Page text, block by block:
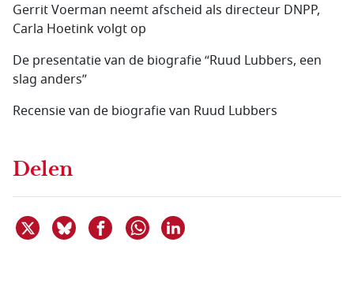
Gerrit Voerman neemt afscheid als directeur DNPP,
Carla Hoetink volgt op
De presentatie van de biografie “Ruud Lubbers, een
slag anders”
Recensie van de biografie van Ruud Lubbers
Delen
Deel dit item op X
Deel dit item op Bluesky
Deel dit item op Facebook
Delen via WhatsApp